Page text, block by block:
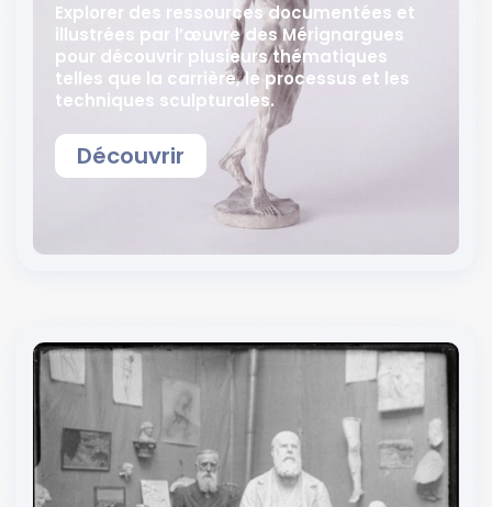
Explorer des ressources documentées et
illustrées par l’œuvre des Mérignargues
pour découvrir plusieurs thématiques
telles que la carrière, le processus et les
techniques sculpturales.
Découvrir